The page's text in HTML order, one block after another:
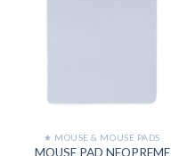
★ MOUSE & MOUSE PADS
MOUSE PAD NEOPREME